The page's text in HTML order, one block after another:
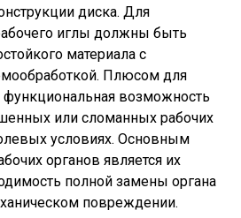
диска. Для
иглы должны быть
материала с
Плюсом для
функциональная возможность
или сломанных рабочих
условиях. Основным
органов является их
полной замены органа
повреждении.